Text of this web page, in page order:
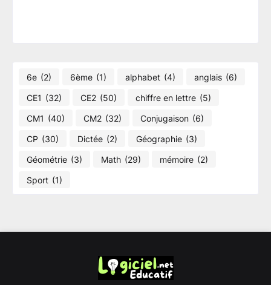
6e (2) 6ème (1) alphabet (4) anglais (6)
CE1 (32) CE2 (50) chiffre en lettre (5)
CM1 (40) CM2 (32) Conjugaison (6)
CP (30) Dictée (2) Géographie​ (3)
Géométrie (3) Math (29) mémoire (2)
Sport (1)